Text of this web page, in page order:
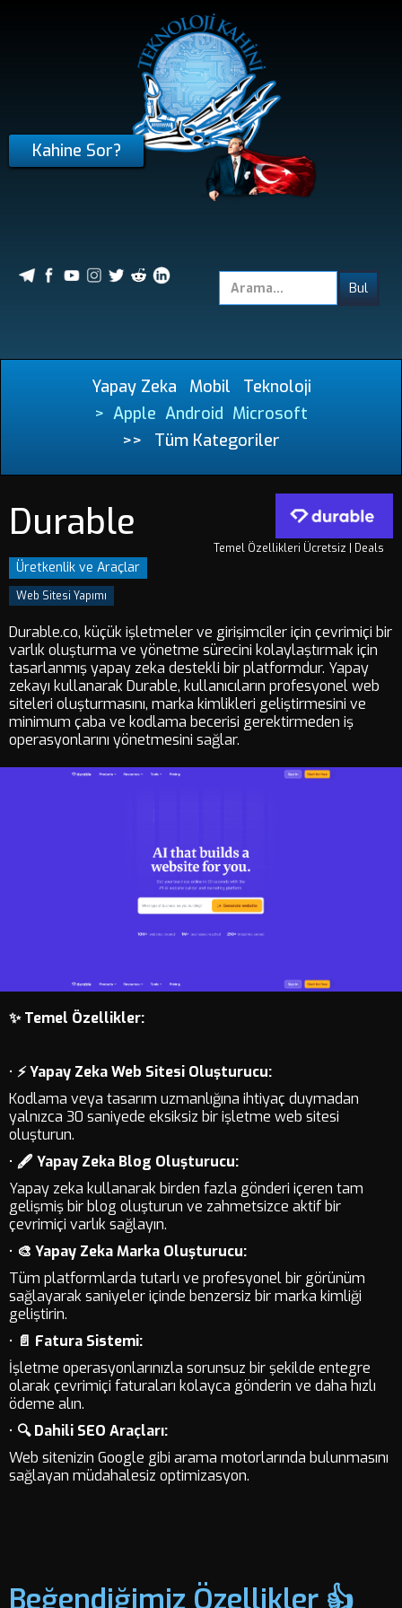
Kahine Sor?
Yapay Zeka Mobil
Teknoloji
> Apple Android Microsoft
>>
Tüm Kategoriler
Durable
Üretkenlik ve Araçlar
Web Sitesi Yapımı
Temel Özellikleri Ücretsiz | Deals
Durable.co, küçük işletmeler ve girişimciler için çevrimiçi bir
varlık oluşturma ve yönetme sürecini kolaylaştırmak için
tasarlanmış yapay zeka destekli bir platformdur. Yapay
zekayı kullanarak Durable, kullanıcıların profesyonel web
siteleri oluşturmasını, marka kimlikleri geliştirmesini ve
minimum çaba ve kodlama becerisi gerektirmeden iş
operasyonlarını yönetmesini sağlar.
✨ Temel Özellikler:
• ⚡ Yapay Zeka Web Sitesi Oluşturucu:
Kodlama veya tasarım uzmanlığına ihtiyaç duymadan
yalnızca 30 saniyede eksiksiz bir işletme web sitesi
oluşturun.
• 🖋️ Yapay Zeka Blog Oluşturucu:
Yapay zeka kullanarak birden fazla gönderi içeren tam
gelişmiş bir blog oluşturun ve zahmetsizce aktif bir
çevrimiçi varlık sağlayın.
• 🎨 Yapay Zeka Marka Oluşturucu:
Tüm platformlarda tutarlı ve profesyonel bir görünüm
sağlayarak saniyeler içinde benzersiz bir marka kimliği
geliştirin.
• 📄 Fatura Sistemi:
İşletme operasyonlarınızla sorunsuz bir şekilde entegre
olarak çevrimiçi faturaları kolayca gönderin ve daha hızlı
ödeme alın.
• 🔍 Dahili SEO Araçları:
Web sitenizin Google gibi arama motorlarında bulunmasını
sağlayan müdahalesiz optimizasyon.
Beğendiğimiz Özellikler 👍